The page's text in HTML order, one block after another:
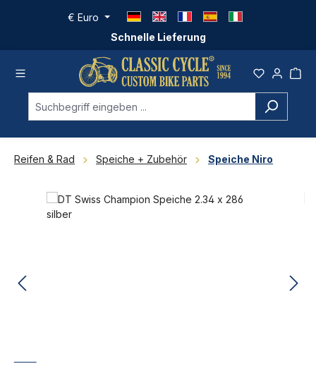
Zum Hauptinhalt springen
Schnelle Lieferung
€ Euro
Reifen & Rad Speiche + Zubehör Speiche Niro
Bildergalerie überspringen